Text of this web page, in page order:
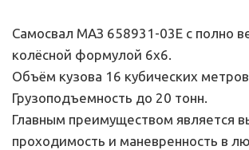
Самосвал МАЗ 658931-03Е с полно
колёсной формулой 6х6.
Объём кузова 16 кубических
Грузоподъемность до 20 тонн.
Главным преимуществом является
проходимость и маневренность в